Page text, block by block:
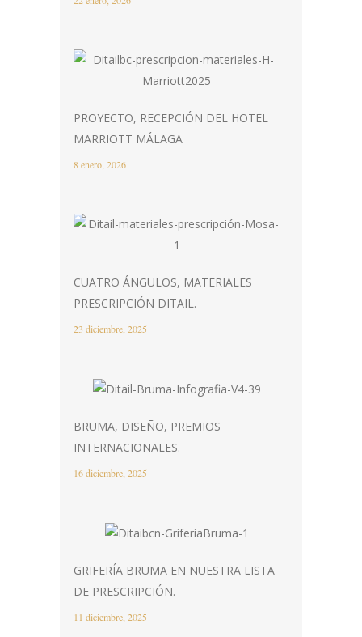
PROYECTO, RECEPCIÓN DEL HOTEL
MARRIOTT MÁLAGA
8 enero, 2026
CUATRO ÁNGULOS, MATERIALES
PRESCRIPCIÓN DITAIL.
23 diciembre, 2025
BRUMA, DISEÑO, PREMIOS
INTERNACIONALES.
16 diciembre, 2025
GRIFERÍA BRUMA EN NUESTRA LISTA
DE PRESCRIPCIÓN.
11 diciembre, 2025